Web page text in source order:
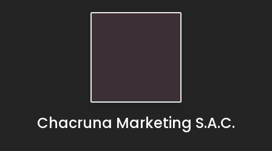
Chacruna Marketing S.A.C.